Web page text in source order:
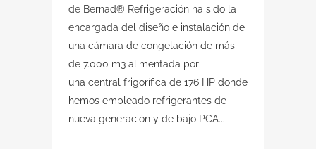
de Bernad® Refrigeración ha sido la
encargada del diseño e instalación de
una cámara de congelación de más
de 7.000 m3 alimentada por
una central frigorífica de 176 HP donde
hemos empleado refrigerantes de
nueva generación y de bajo PCA...